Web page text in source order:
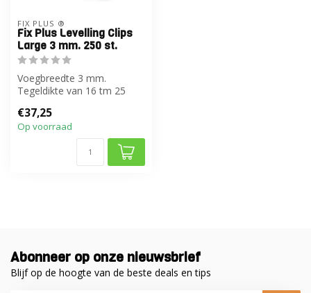
FIX PLUS ®
Fix Plus Levelling Clips
Large 3 mm. 250 st.
Voegbreedte 3 mm.
Tegeldikte van 16 tm 25
€37,25
Op voorraad
Abonneer op onze nieuwsbrief
Blijf op de hoogte van de beste deals en tips